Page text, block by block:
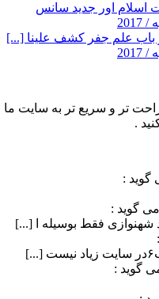
اسلام اور جدید سانس
باب علم جفر کشف علینا [...]
تر و سریع تر به سایت ما
.
گوید :
می گوید :
شهنوازی فقط بوسیله ا [...]
گوید :